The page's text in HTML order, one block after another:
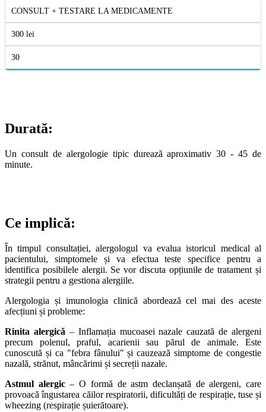
CONSULT + TESTARE LA MEDICAMENTE
300 lei
30
Durată:
Un consult de alergologie tipic durează aproximativ 30 - 45 de
minute.
Ce implică:
În timpul consultației, alergologul va evalua istoricul medical al
pacientului, simptomele și va efectua teste specifice pentru a
identifica posibilele alergii. Se vor discuta opțiunile de tratament și
strategii pentru a gestiona alergiile.
Alergologia și imunologia clinică abordează cel mai des aceste
afecțiuni și probleme:
Rinita alergică – Inflamația mucoasei nazale cauzată de alergeni
precum polenul, praful, acarienii sau părul de animale. Este
cunoscută și ca "febra fânului" și cauzează simptome de congestie
nazală, strănut, mâncărimi și secreții nazale.
Astmul alergic– O formă de astm declanșată de alergeni, care
provoacă îngustarea căilor respiratorii, dificultăți de respirație, tuse și
wheezing (respirație șuierătoare).